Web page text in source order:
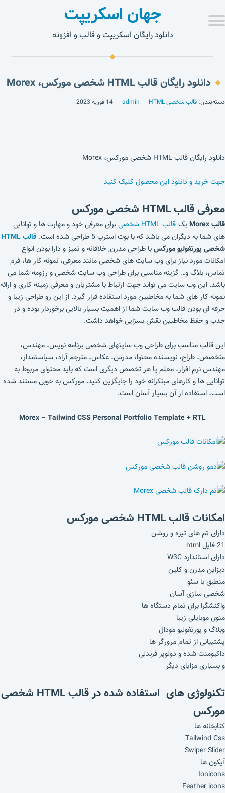
جهان اسکریپت
دانلود رایگان اسکریپت و قالب و افزونه
دانلود رایگان قالب HTML شخصی مورکس، Morex
دسته‌بندی: قالب شخصی HTML admin 14 فوریه 2023
دانلود رایگان قالب HTML شخصی مورکس، Morex
جهت خرید و دانلود این محصول کلیک کنید
معرفی قالب HTML شخصی مورکس
قالبMorex یک قالب HTML شخصی
برای معرفی خود و مهارت ها و توانایی
های شما به دیگران می باشد که با بوت استرپ 5 طراحی شده است.
قالبHTML
شخصی پورتفولیو مورکسبا طراحی مدرن, خلاقانه و تمیز و دارا بودن انواع
امکانات مورد نیاز برای وب سایت های شخصی مانند معرفی، نمونه کار ها، فرم
تماس، بلاگ و… گزینه مناسبی برای طراحی وب سایت شخصی و رزومه شما می
باشد. این وب سایت می تواند جهت ارتباط با مشتریان و معرفی زمینه کاری و ارائه
نمونه کار های شما به مخاطبین مورد استفاده قرار گیرد. از این رو طراحی زیبا و
حرفه ای بودن قالب وب سایت شما از اهمیت بسیار بالایی برخوردار بوده و در
جذب و حفظ مخاطبین نقش بسزایی خواهد داشت.
این قالب مناسب برای طراحی وب سایتهای شخصی برنامه نویس، مهندس،
متخصص، طراح، نویسنده محتوا، مدرس، عکاس، مترجم آزاد، سیاستمدار،
مهندس نرم افزار، معلم یا هر تخصص دیگری است که باید محتوای مربوط به
توانایی ها و کارهای مبتکرانه خود را جایگزین کنید. مورکس به خوبی مستند شده
است، استفاده از آن بسیار آسان است.
Morex – Tailwind CSS Personal Portfolio Template + RTL
امکانات قالب HTML شخصی مورکس
دارای تم های تیره و روشن
21 فایل html
دارای استاندارد W3C
دیزاین مدرن و کلین
منطبق با سئو
شخصی سازی آسان
واکنشگرا برای تمام دستگاه ها
منوی موبایلی زیبا
وبلاگ و پورتفولیو مودال
پشتیبانی از تمام مرورگر ها
داکیومنت شده و دولوپر فرندلی
و بسیاری مزایای دیگر
تکنولوژی های استفاده شده در قالب HTML شخصی
مورکس
کتابخانه ها
Tailwind Css
Swiper Slider
آیکون ها
Ionicons
Feather icons